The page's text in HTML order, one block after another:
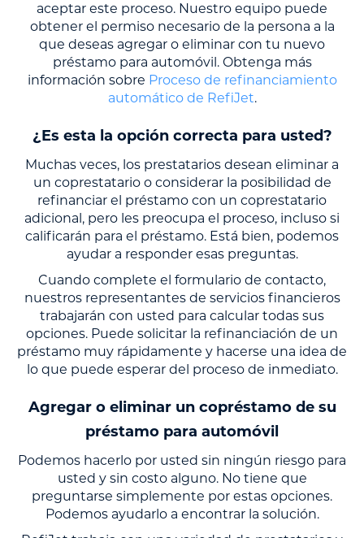
aceptar este proceso. Nuestro equipo puede
obtener el permiso necesario de la persona a la
que deseas agregar o eliminar con tu nuevo
préstamo para automóvil. Obtenga más
información sobre Proceso de refinanciamiento
automático de RefiJet.
¿Es esta la opción correcta para usted?
Muchas veces, los prestatarios desean eliminar a
un coprestatario o considerar la posibilidad de
refinanciar el préstamo con un coprestatario
adicional, pero les preocupa el proceso, incluso si
calificarán para el préstamo. Está bien, podemos
ayudar a responder esas preguntas.
Cuando complete el formulario de contacto,
nuestros representantes de servicios financieros
trabajarán con usted para calcular todas sus
opciones. Puede solicitar la refinanciación de un
préstamo muy rápidamente y hacerse una idea de
lo que puede esperar del proceso de inmediato.
Agregar o eliminar un copréstamo de su
préstamo para automóvil
Podemos hacerlo por usted sin ningún riesgo para
usted y sin costo alguno. No tiene que
preguntarse simplemente por estas opciones.
Podemos ayudarlo a encontrar la solución.